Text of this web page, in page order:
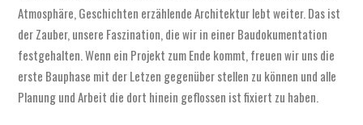
Atmosphäre, Geschichten erzählende Architektur lebt weiter. Das ist
der Zauber, unsere Faszination, die wir in einer Baudokumentation
festgehalten. Wenn ein Projekt zum Ende kommt, freuen wir uns die
erste Bauphase mit der Letzen gegenüber stellen zu können und alle
Planung und Arbeit die dort hinein geflossen ist fixiert zu haben.